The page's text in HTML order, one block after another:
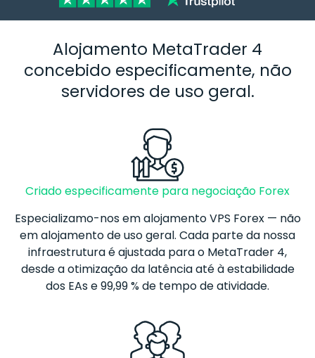
Alojamento MetaTrader 4
concebido especificamente, não
servidores de uso geral.
Criado especificamente para negociação Forex
Especializamo-nos em alojamento VPS Forex— não
em alojamento de uso geral. Cada parte da nossa
infraestrutura é ajustada para o MetaTrader 4,
desde a otimização da latência até à estabilidade
dos EAs e 99,99 % de tempo de atividade.